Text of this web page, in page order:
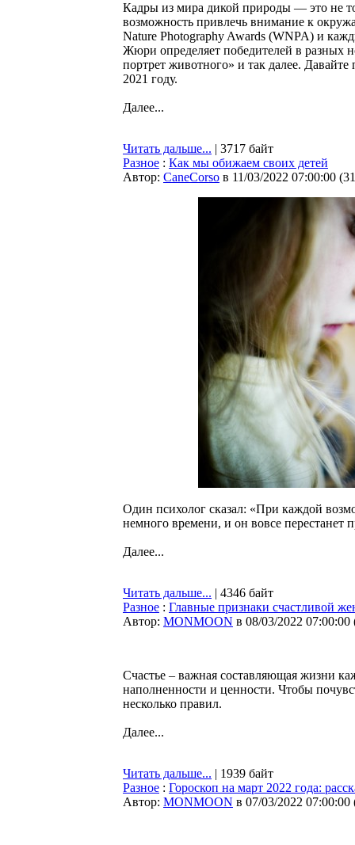
Кадры из мира дикой природы — это не
возможность привлечь внимание к
Nature Photography Awards (WNPA) и
Жюри определяет победителей в разных
портрет животного» и так далее.
2021 году.
Далее...
Читать дальше... | 3717 байт
Разное : Как мы обижаем своих детей
Автор: CaneCorso в 11/03/2022 07:00:00 (
Один психолог сказал: «При каждой
немного времени, и он вовсе перестанет
Далее...
Читать дальше... | 4346 байт
Разное : Главные признаки счастливой
Автор: MONMOON в 08/03/2022 07:00:00
Счастье – важная составляющая жизни
наполненности и ценности. Чтобы
несколько правил.
Далее...
Читать дальше... | 1939 байт
Разное : Гороскоп на март 2022 года:
Автор: MONMOON в 07/03/2022 07:00:00